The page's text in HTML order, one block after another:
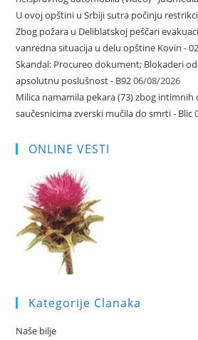
U ovoj opštini u Srbiji sutra počinju
Zbog požara u Deliblatskoj peščari
vanredna situacija u delu opštine Kovin -
Skandal: Procureo dokument; Blokaderi
apsolutnu poslušnost - B9206/08/2026
Milica namamila pekara (73) zbog intimnih
saučesnicima zverski mučila do smrti - Blic
ONLINE VESTI
Kategorije Clanaka
Naše bilje